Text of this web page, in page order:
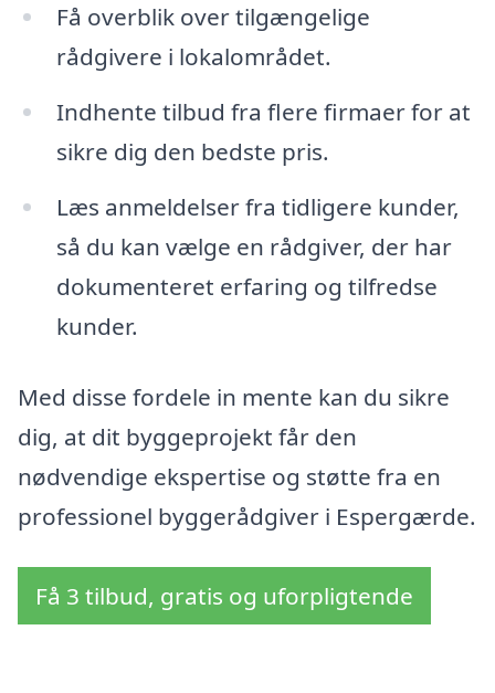
Få overblik over tilgængelige
rådgivere i lokalområdet.
Indhente tilbud fra flere firmaer for at
sikre dig den bedste pris.
Læs anmeldelser fra tidligere kunder,
så du kan vælge en rådgiver, der har
dokumenteret erfaring og tilfredse
kunder.
Med disse fordele in mente kan du sikre
dig, at dit byggeprojekt får den
nødvendige ekspertise og støtte fra en
professionel byggerådgiver i Espergærde.
Få 3 tilbud, gratis og uforpligtende